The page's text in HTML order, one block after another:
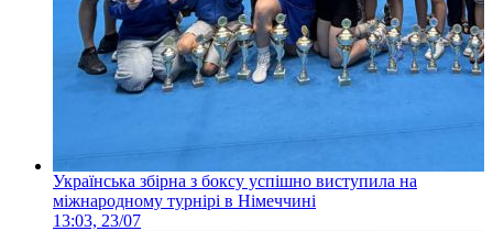
Українська збірна з боксу успішно виступила на
міжнародному турнірі в Німеччині
13:03, 23/07